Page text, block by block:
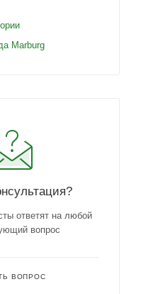
Marburg
ответят на любой
вопрос
ВОПРОС